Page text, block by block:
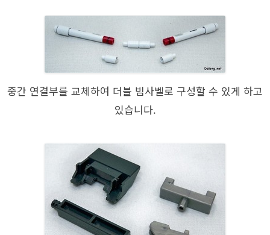
중간 연결부를 교체하여 더블 빔사벨로 구성할 수 있게 하고
있습니다.